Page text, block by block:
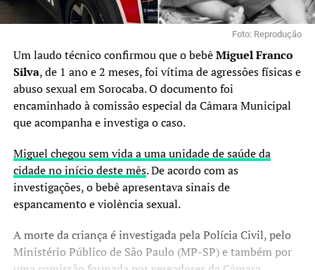
Foto: Reprodução
Um laudo técnico confirmou que o bebêMiguel Franco
Silva, de 1 ano e 2 meses, foi vítima de agressões físicas e
abuso sexual em Sorocaba. O documento foi
encaminhado à comissão especial da Câmara Municipal
que acompanha e investiga o caso.
Miguel chegou sem vida a uma unidade de saúde da
cidade no início deste mês. De acordo com as
investigações, o bebê apresentava sinais de
espancamento e violência sexual.
A morte da criança é investigada pela Polícia Civil, pelo
Ministério Público de São Paulo (MP-SP) e também por